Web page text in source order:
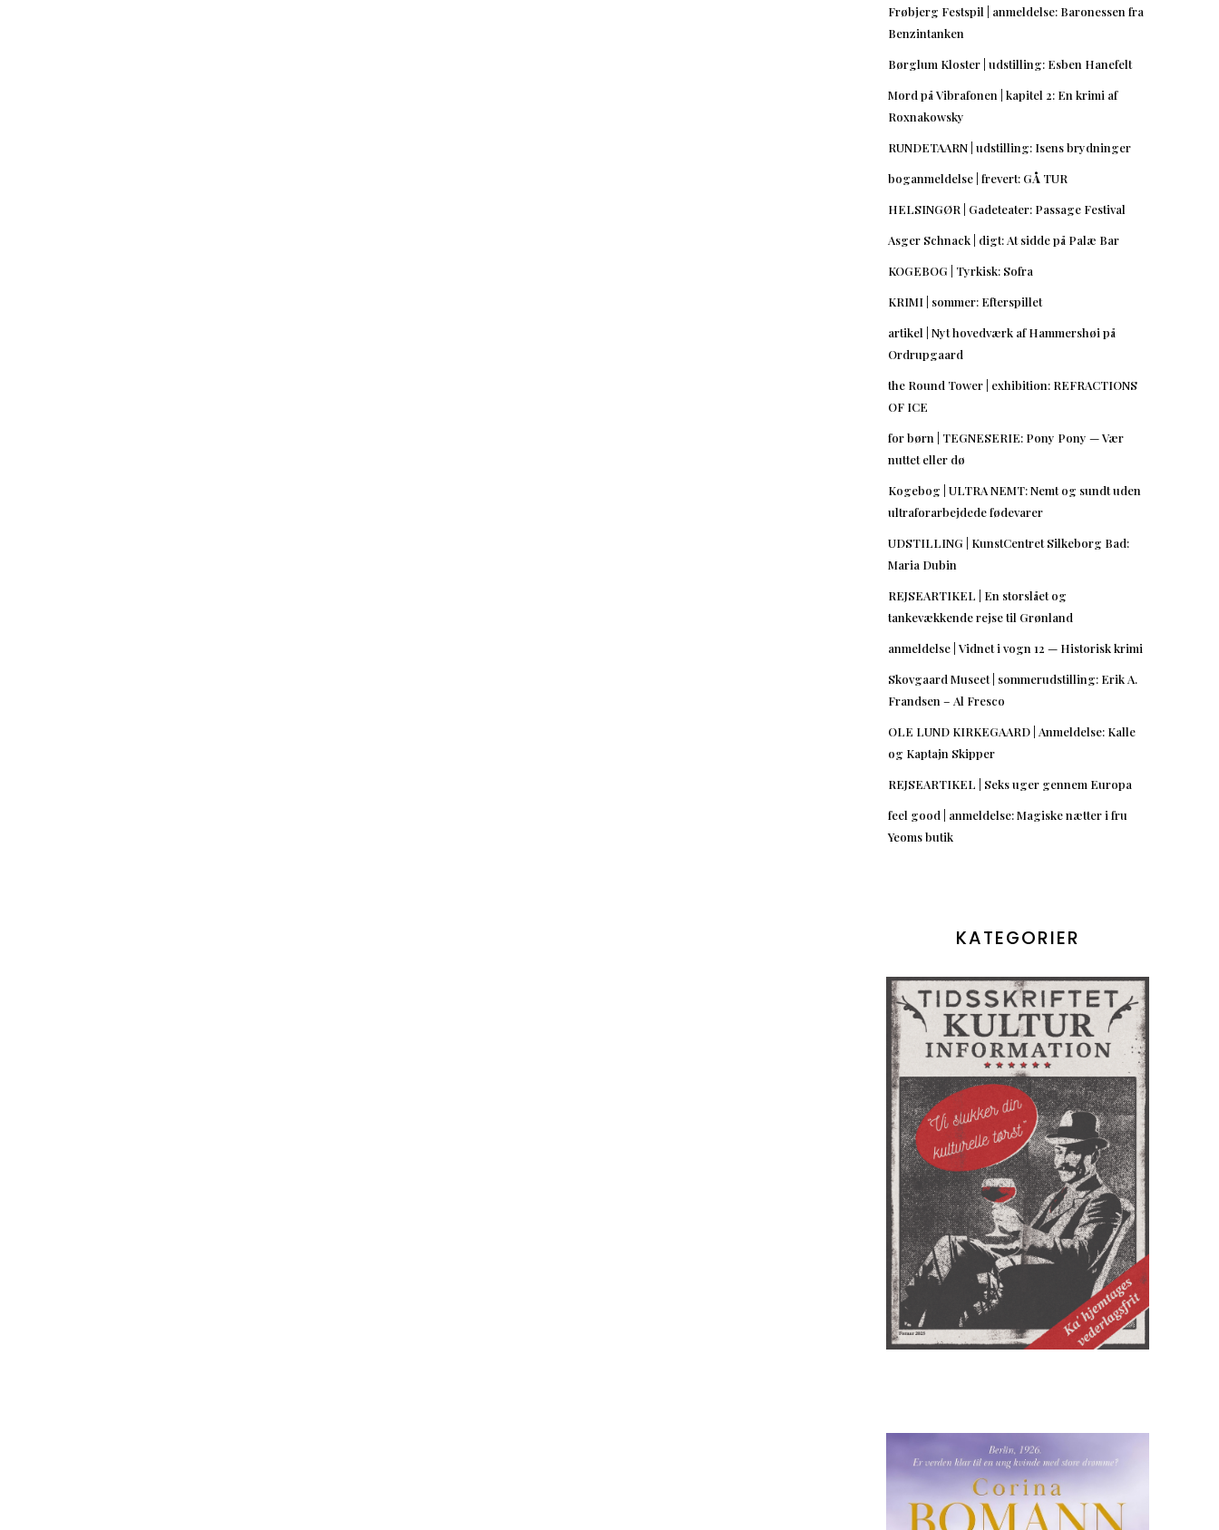
Frøbjerg Festspil | anmeldelse: Baronessen fra
Benzintanken
Børglum Kloster | udstilling: Esben Hanefelt
Mord på Vibrafonen | kapitel 2: En krimi af
Roxnakowsky
RUNDETAARN | udstilling: Isens brydninger
boganmeldelse | frevert: GÅ TUR
HELSINGØR | Gadeteater: Passage Festival
Asger Schnack | digt: At sidde på Palæ Bar
KOGEBOG | Tyrkisk: Sofra
KRIMI | sommer: Efterspillet
artikel | Nyt hovedværk af Hammershøi på
Ordrupgaard
the Round Tower | exhibition: REFRACTIONS
OF ICE
for børn | TEGNESERIE: Pony Pony — Vær
nuttet eller dø
Kogebog | ULTRA NEMT: Nemt og sundt uden
ultraforarbejdede fødevarer
UDSTILLING | KunstCentret Silkeborg Bad:
Maria Dubin
REJSEARTIKEL | En storslået og
tankevækkende rejse til Grønland
anmeldelse | Vidnet i vogn 12 — Historisk krimi
Skovgaard Museet | sommerudstilling: Erik A.
Frandsen – Al Fresco
OLE LUND KIRKEGAARD | Anmeldelse: Kalle
og Kaptajn Skipper
REJSEARTIKEL | Seks uger gennem Europa
feel good | anmeldelse: Magiske nætter i fru
Yeoms butik
KATEGORIER